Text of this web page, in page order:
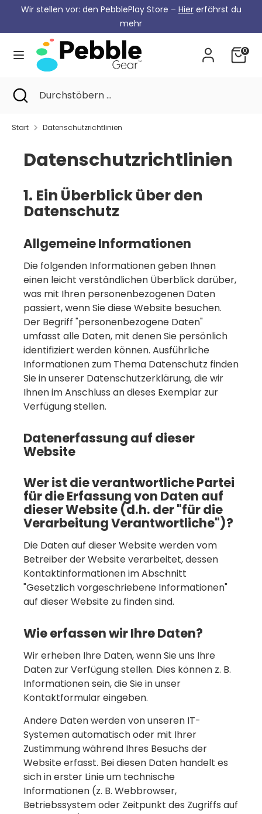
springen
Wir stellen vor: den PebblePlay Store – Hiererfährst du
mehr
0
SucheDurchstöbern
...
Suche Durchstöbern
Suche
schließen
Start Datenschutzrichtlinien
Datenschutzrichtlinien
1. Ein Überblick über den
Datenschutz
Allgemeine Informationen
Die folgenden Informationen geben Ihnen
einen leicht verständlichen Überblick darüber,
was mit Ihren personenbezogenen Daten
passiert, wenn Sie diese Website besuchen.
Der Begriff "personenbezogene Daten"
umfasst alle Daten, mit denen Sie persönlich
identifiziert werden können. Ausführliche
Informationen zum Thema Datenschutz finden
Sie in unserer Datenschutzerklärung, die wir
Ihnen im Anschluss an dieses Exemplar zur
Verfügung stellen.
Datenerfassung auf dieser
Website
Wer ist die verantwortliche Partei
für die Erfassung von Daten auf
dieser Website (d.h. der "für die
Verarbeitung Verantwortliche")?
Die Daten auf dieser Website werden vom
Betreiber der Website verarbeitet, dessen
Kontaktinformationen im Abschnitt
"Gesetzlich vorgeschriebene Informationen"
auf dieser Website zu finden sind.
Wie erfassen wir Ihre Daten?
Wir erheben Ihre Daten, wenn Sie uns Ihre
Daten zur Verfügung stellen. Dies können z. B.
Informationen sein, die Sie in unser
Kontaktformular eingeben.
Andere Daten werden von unseren IT-
Systemen automatisch oder mit Ihrer
Zustimmung während Ihres Besuchs der
Website erfasst. Bei diesen Daten handelt es
sich in erster Linie um technische
Informationen (z. B. Webbrowser,
Betriebssystem oder Zeitpunkt des Zugriffs auf